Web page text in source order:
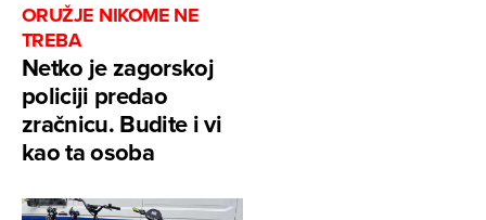
ORUŽJE NIKOME NE
TREBA
Netko je zagorskoj
policiji predao
zračnicu. Budite i vi
kao ta osoba